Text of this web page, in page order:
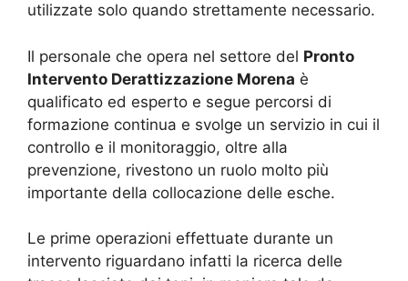
utilizzate solo quando strettamente necessario.
Il personale che opera nel settore del Pronto
Intervento Derattizzazione Morena è
qualificato ed esperto e segue percorsi di
formazione continua e svolge un servizio in cui il
controllo e il monitoraggio, oltre alla
prevenzione, rivestono un ruolo molto più
importante della collocazione delle esche.
Le prime operazioni effettuate durante un
intervento riguardano infatti la ricerca delle